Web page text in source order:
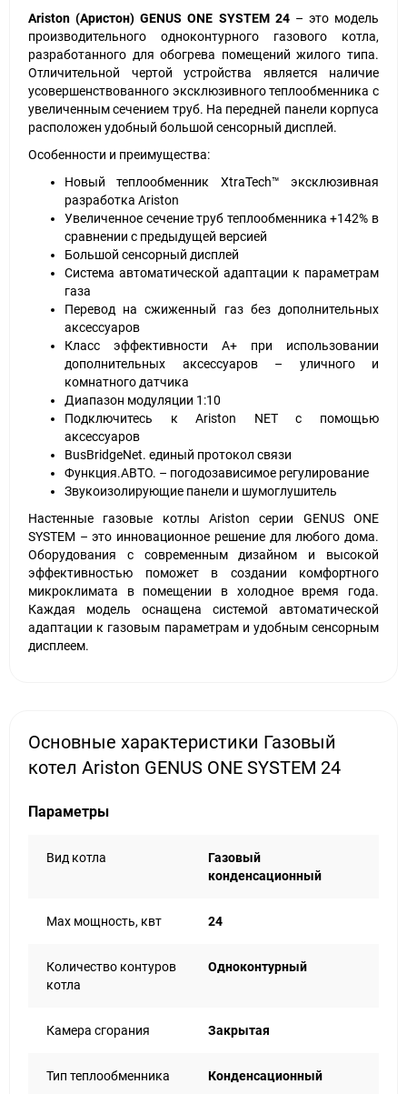
Ariston (Аристон)GENUS ONE SYSTEM24– это модель
производительного одноконтурного газового котла,
разработанного для обогрева помещений жилого типа.
Отличительной чертой устройства является наличие
усовершенствованного эксклюзивного теплообменника с
увеличенным сечением труб. На передней панели корпуса
расположен удобный большой сенсорный дисплей.
Особенности и преимущества:
Новый теплообменник XtraTech™ эксклюзивная
разработка Ariston
Увеличенное сечение труб теплообменника +142% в
сравнении с предыдущей версией
Большой сенсорный дисплей
Система автоматической адаптации к параметрам
газа
Перевод на сжиженный газ без дополнительных
аксессуаров
Класс эффективности А+ при использовании
дополнительных аксессуаров – уличного и
комнатного датчика
Диапазон модуляции 1:10
Подключитесь к Ariston NET с помощью
аксессуаров
BusBridgeNet. единый протокол связи
Функция.АВТО. – погодозависимое регулирование
Звукоизолирующие панели и шумоглушитель
Настенные газовые котлы Ariston серии GENUS ONE
SYSTEM – это инновационное решение для любого дома.
Оборудования с современным дизайном и высокой
эффективностью поможет в создании комфортного
микроклимата в помещении в холодное время года.
Каждая модель оснащена системой автоматической
адаптации к газовым параметрам и удобным сенсорным
дисплеем.
Основные характеристики Газовый
котел Ariston GENUS ONE SYSTEM 24
Параметры
Вид котла
Газовый
конденсационный
Max мощность, квт 24
Количество контуров
котла
Одноконтурный
Камера сгорания Закрытая
Тип теплообменника Конденсационный